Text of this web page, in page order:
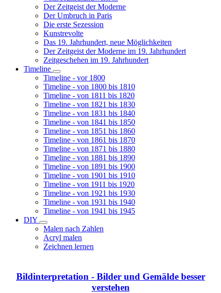
Der Zeitgeist der Moderne
Der Umbruch in Paris
Die erste Sezession
Kunstrevolte
Das 19. Jahrhundert, neue Möglichkeiten
Der Zeitgeist der Moderne im 19. Jahrhundert
Zeitgeschehen im 19. Jahrhundert
Timeline
Unternavigation
von
Timeline
Timeline - vor 1800
Timeline - von 1800 bis 1810
Timeline - von 1811 bis 1820
Timeline - von 1821 bis 1830
Timeline - von 1831 bis 1840
Timeline - von 1841 bis 1850
Timeline - von 1851 bis 1860
Timeline - von 1861 bis 1870
Timeline - von 1871 bis 1880
Timeline - von 1881 bis 1890
Timeline - von 1891 bis 1900
Timeline - von 1901 bis 1910
Timeline - von 1911 bis 1920
Timeline - von 1921 bis 1930
Timeline - von 1931 bis 1940
Timeline - von 1941 bis 1945
DIY
Unternavigation
von
DIY
Malen nach Zahlen
Acryl malen
Zeichnen lernen
Bildinterpretation - Bilder und Gemälde besser
verstehen